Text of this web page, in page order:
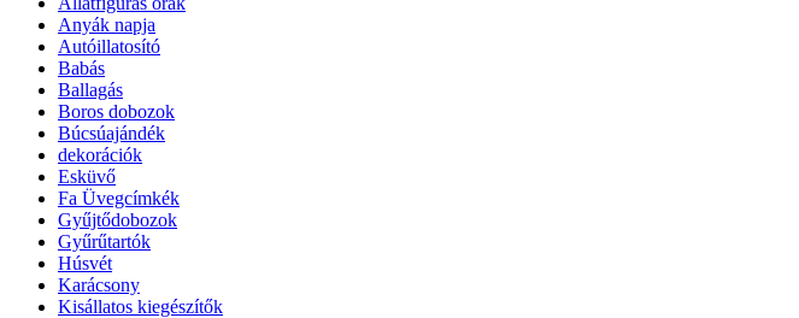
Anyák napja
Autóillatosító
Babás
Ballagás
Boros dobozok
Búcsúajándék
dekorációk
Esküvő
Fa Üvegcímkék
Gyűjtődobozok
Gyűrűtartók
Húsvét
Karácsony
Kisállatos kiegészítők